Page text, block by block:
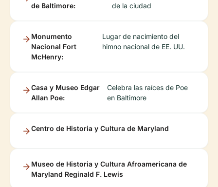
de Baltimore:
de la ciudad
Monumento
Nacional Fort
McHenry:
Lugar de nacimiento del
himno nacional de EE. UU.
Casa y Museo Edgar
Allan Poe:
Celebra las raíces de Poe
en Baltimore
Centro de Historia y Cultura de Maryland
Museo de Historia y Cultura Afroamericana de
Maryland Reginald F. Lewis